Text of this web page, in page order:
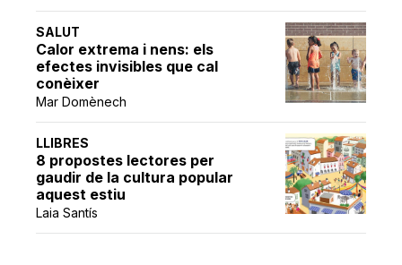
SALUT
Calor extrema i nens: els
efectes invisibles que cal
conèixer
Mar Domènech
LLIBRES
8 propostes lectores per
gaudir de la cultura popular
aquest estiu
Laia Santís